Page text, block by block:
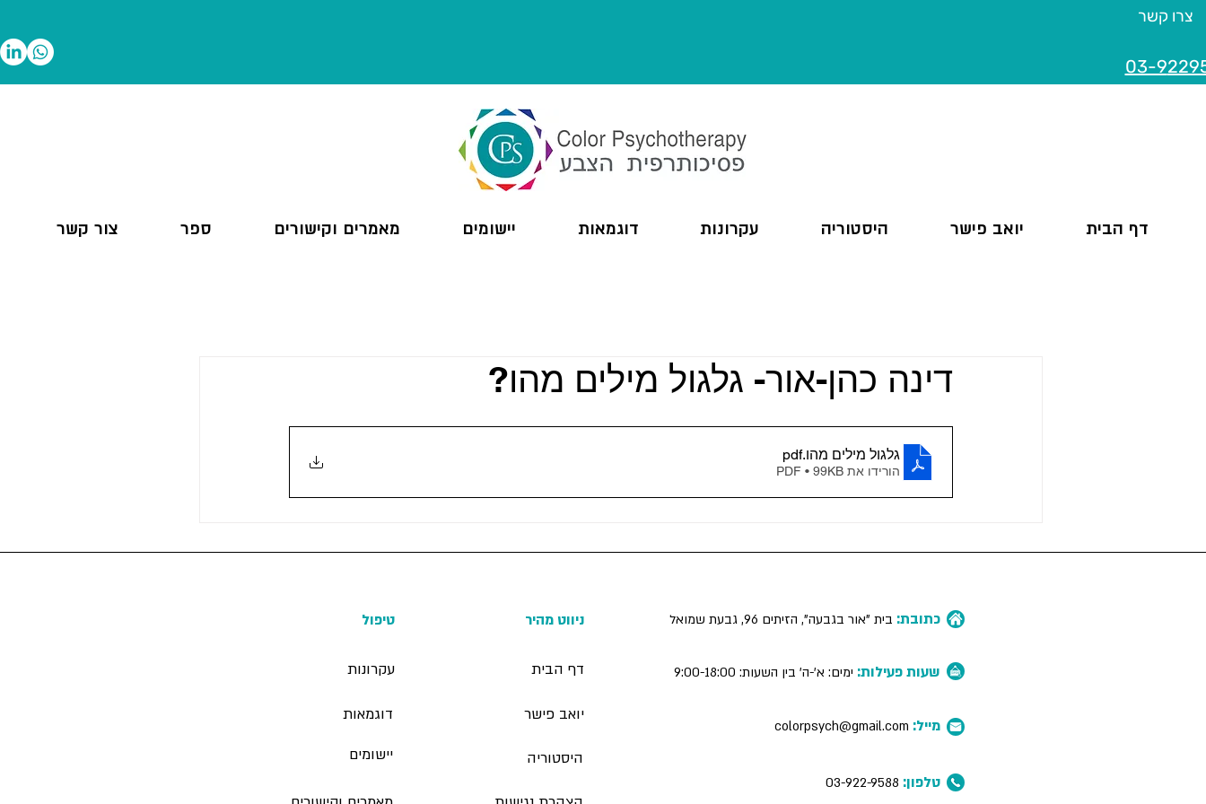
צרו קשר
03-9
דף הבית יואב פישר היסטוריה עקרונות דוגמאות יישומים מאמרים וקישורים ספר צור קשר
דינה כהן-אור- גלגול מילים מהו?
גלגול מילים מהו.pdf
הורידו את PDF • 99KB
טיפול
עקרונות
דוגמאות
יישומים
ניווט מהיר
דף הבית
יואב פישר
היסטוריה
כתובת: בית "אור בגבעה", הזיתים 96, גבעת שמואל
שעות פעילות: ימים: א'-ה' בין השעות: 9:00-18:00
מייל: colorpsych@gmail.com
טלפון: 03-922-9588